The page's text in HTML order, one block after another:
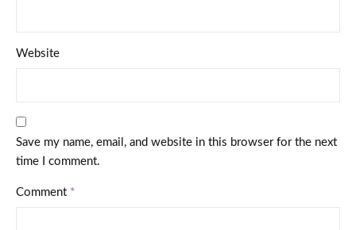
Website
Save my name, email, and website in this browser for the next
time I comment.
Comment *